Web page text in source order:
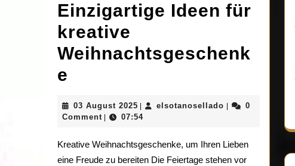
Einzigartige Ideen für
kreative
Weihnachtsgeschenk
e
für
kreative
Weihnachtsgeschenke
03 August 2025 03
August
elsotanosellado elsotanosellado
0
Comment
07:54
Kreative Weihnachtsgeschenke, um Ihren Lieben
eine Freude zu bereiten Die Feiertage stehen vor